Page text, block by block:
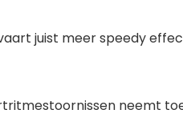
juist meer speedy
neemt